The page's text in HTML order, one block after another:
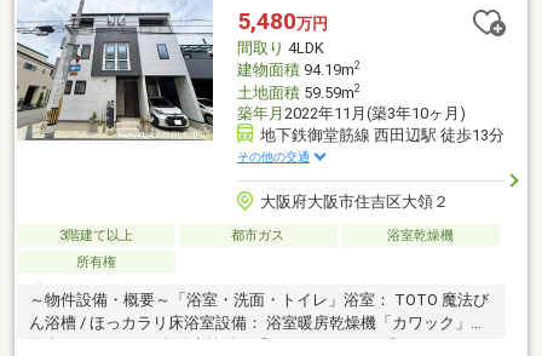
レイアウトがしやすい整った形なので、こだわりのインテリアを
楽しめます♪■キッチン・洗面室・浴室が2階にまとまり、家事動
線がスムーズな間取り。家事をしなが…
5,480万円
間取り 4LDK
建物面積94.19m2
土地面積59.59m2
築年月 2022年11月(築3年10ヶ月)
地下鉄御堂筋線 西田辺駅 徒歩13分
その他の交通
大阪府大阪市住吉区大領２
3階建て以上 都市ガス
浴室乾燥機
所有権
～物件設備・概要～「浴室・洗面・トイレ」浴室： TOTO 魔法び
ん浴槽 / ほっカラリ床浴室設備： 浴室暖房乾燥機「カワック」洗